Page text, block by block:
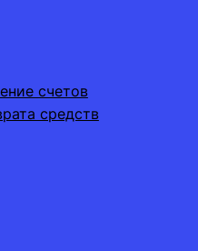
счетов
средств